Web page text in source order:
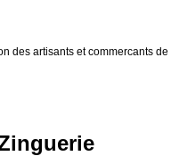
des artisants et commercants